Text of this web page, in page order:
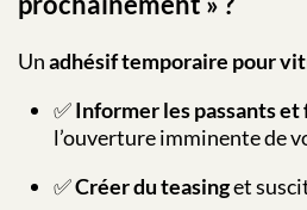
Unadhésif temporaire pour
✅Informer les passants
l’ouverture imminente de
✅Créer du teasinget